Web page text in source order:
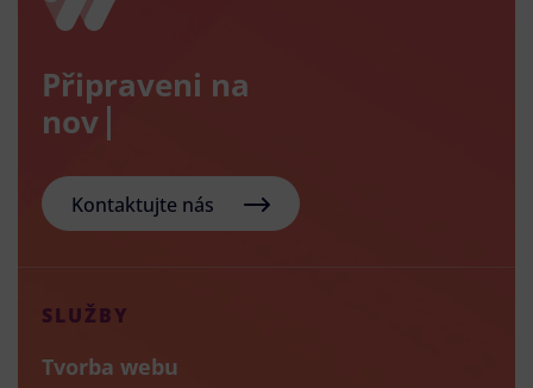
Připraveni na
nový e-s
Kontaktujte nás
SLUŽBY
Tvorba webu